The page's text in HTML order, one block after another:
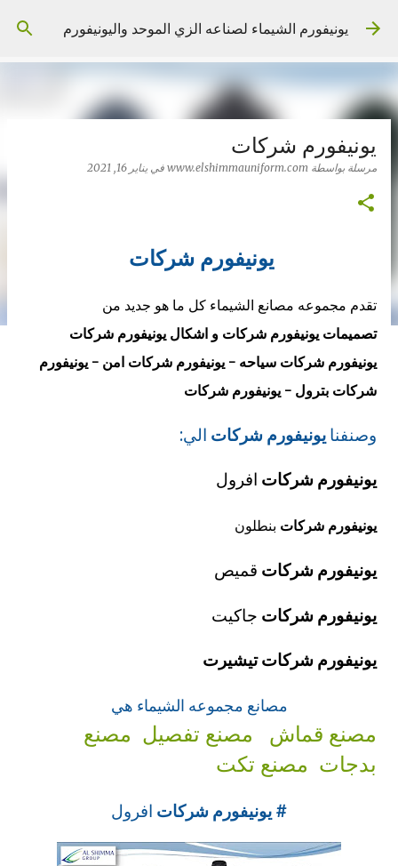
التخطي إلى المحتوى الرئيسي
يونيفورم الشيماء لصناعه الزي الموحد واليونيفورم
يونيفورم شركات
مرسلة بواسطة www.elshimmauniform.com في يناير 16, 2021
يونيفورم شركات
تقدم مجموعه مصانع الشيماء كل ما هو جديد من
تصميمات يونيفورم شركات و اشكال يونيفورم شركات
يونيفورم شركات سياحه - يونيفورم شركات امن - يونيفورم
شركات بترول - يونيفورم شركات
وصنفنا يونيفورم شركات الي:
يونيفورم شركات افرول
يونيفورم شركات بنطلون
يونيفورم شركات قميص
يونيفورم شركات جاكيت
يونيفورم شركاتتيشيرت
مصانع مجموعه الشيماء هي
مصنع قماش مصنع تفصيل مصنع
بدجات مصنع تكت
# يونيفورم شركات افرول